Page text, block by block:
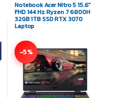
Notebook Acer Nitro 5 15.6″
FHD 144 Hz Ryzen 7 6800H
32GB 1TB SSD RTX 3070
Laptop
-5%